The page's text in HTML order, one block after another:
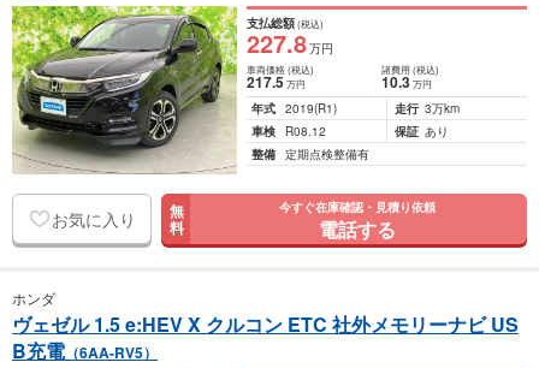
支払総額(税込)
227.8万円
車両価格(税込)
217.5万円
諸費用 (税込)
10.3 万円
年式 2019(R1) 走行 3万km
車検
R08.12 保証 あり
整備 定期点検整備有
お気に入り 無
料
今すぐ在庫確認・見積り依頼
電話する
ホンダ
ヴェゼル 1.5 e:HEV X クルコン ETC 社外メモリーナビ US
B充電（6AA-RV5）